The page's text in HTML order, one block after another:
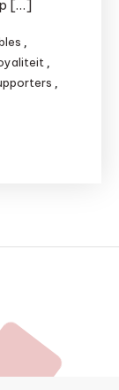
[…]
,
,
,